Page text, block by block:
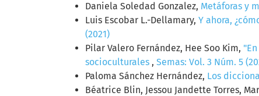
Daniela Soledad Gonzalez, Metáforas y
Luis Escobar L.-Dellamary, Y ahora,
(2021)
Pilar Valero Fernández, Hee Soo Kim,
socioculturales , Semas: Vol. 3 Núm. 5
Paloma Sánchez Hernández, Los
Béatrice Blin, Jessou Jandette Torres,